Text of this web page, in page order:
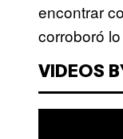
encontrar
corroboró
VIDEOS